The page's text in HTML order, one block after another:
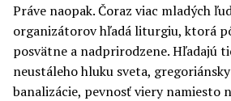
Práve naopak. Čoraz viac mladých
organizátorov hľadá liturgiu, ktorá
posvätne a nadprirodzene. Hľadajú
neustáleho hluku sveta,
banalizácie, pevnosť viery namiesto